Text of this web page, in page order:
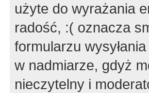
użyte do wyrażania
radość, :( oznacza
formularzu
w nadmiarze, gdyż
nieczytelny i